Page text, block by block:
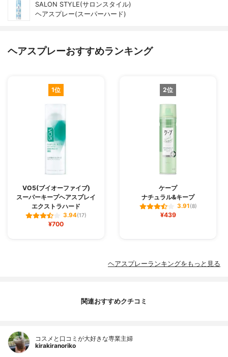
SALON STYLE(サロンスタイル)
ヘアスプレー(スーパーハード)
ヘアスプレーおすすめランキング
1位
VO5(ブイオーファイブ)
スーパーキープヘアスプレイ
エクストラハード
3.94(17)
¥700
2位
ケープ
ナチュラル&キープ
3.91(8)
¥439
ヘアスプレーランキングをもっと見る
関連おすすめクチコミ
コスメと口コミが大好きな専業主婦
kirakiranoriko